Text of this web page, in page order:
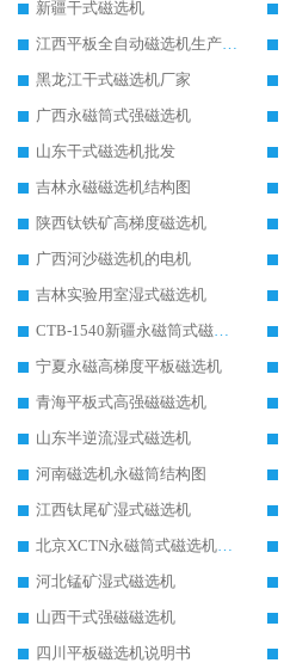
新疆干式磁选机
江西平板全自动磁选机生产厂家
黑龙江干式磁选机厂家
广西永磁筒式强磁选机
山东干式磁选机批发
吉林永磁磁选机结构图
陕西钛铁矿高梯度磁选机
广西河沙磁选机的电机
吉林实验用室湿式磁选机
CTB-1540新疆永磁筒式磁选机
宁夏永磁高梯度平板磁选机
青海平板式高强磁磁选机
山东半逆流湿式磁选机
河南磁选机永磁筒结构图
江西钛尾矿湿式磁选机
北京XCTN永磁筒式磁选机磁块位置
河北锰矿湿式磁选机
山西干式强磁磁选机
四川平板磁选机说明书